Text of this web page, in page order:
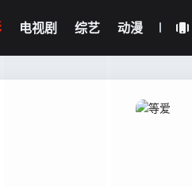
电视剧 综艺 动漫